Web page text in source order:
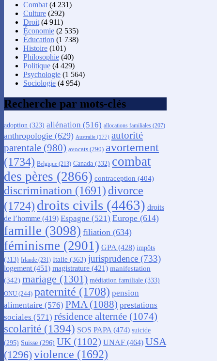
Combat (4 231)
Culture (292)
Droit (4 911)
Économie (2 535)
Éducation (1 738)
Histoire (101)
Philosophie (40)
Politique (4 429)
Psychologie (1 564)
Sociologie (4 954)
Recherche par mots-clés
adoption (323) aliénation (516) allocations familiales (207)
anthropologie (629) Australie (177) autorité
parentale (980) avocats (290) avortement
(1734) Belgique (213) Canada (332) combat
des pères (2866) contraception (404)
discrimination (1691) divorce
(1724) droits civils (4463) droits
de l’homme (419) Espagne (521) Europe (614)
famille (3098) filiation (634)
féminisme (2901) GPA (428) impôts
(313) Irlande (231) Italie (363) jurisprudence (733)
logement (451) magistrature (421) manifestation
(342) mariage (1301) médiation familiale (333)
ONU (244) paternité (1708) pension
alimentaire (576) PMA(1088) prestations
sociales (571) résidence alternée (1074)
scolarité (1394) SOS PAPA(474) suicide
(295) Suisse (296) UK (1102) UNAF (464) USA
(1296)violence (1692)